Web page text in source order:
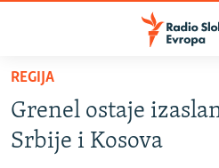
Pređite
glavni
sadržaj
BOSNA I HERCEGOVINA
SRBIJA
REGIJA
Grenel ostaje
Srbije i Kosova